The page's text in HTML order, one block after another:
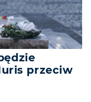
przeciw